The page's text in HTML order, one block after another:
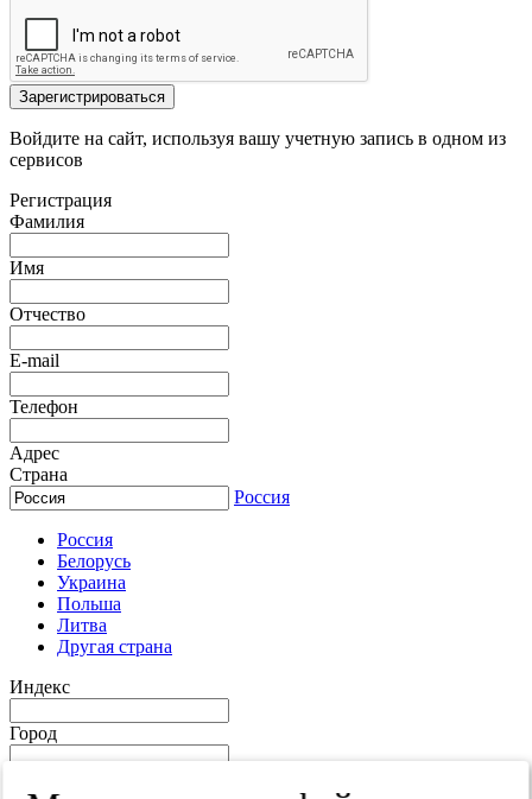
Зарегистрироваться
Войдите на сайт, используя вашу учетную запись в одном из
сервисов
Регистрация
Фамилия
Имя
Отчество
E-mail
Телефон
Адрес
Страна
Россия
Россия
Белорусь
Украина
Польша
Литва
Другая страна
Индекс
Город